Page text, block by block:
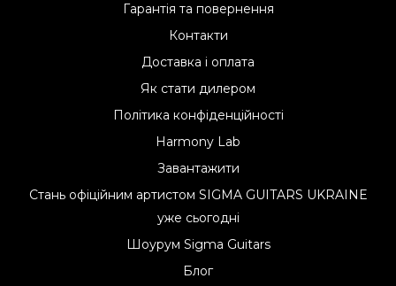
Гарантія та повернення
Контакти
Доставка і оплата
Як стати дилером
Політика конфіденційності
Harmony Lab
Завантажити
Стань офіційним артистом SIGMA GUITARS UKRAINE
уже сьогодні
Шоурум Sigma Guitars
Блог